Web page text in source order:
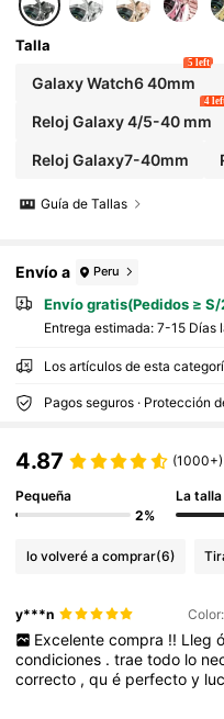
Talla
Galaxy Watch6 40mm
5 left
Reloj Galaxy 4/5-40 mm
4
Reloj Galaxy7-40mm
Guía de Tallas
Envío a Peru
Envío gratis(Pedidos ≥
Entrega estimada: 7-15 Días
Los artículos de esta
Pagos seguros · Protección
4.87 (1000+)
Pequeña
2%
La
lo volveré a comprar(6)
y***n
Excelente compra !! Lleg ó
condiciones .traetodo lo
correcto ,qué perfectoy